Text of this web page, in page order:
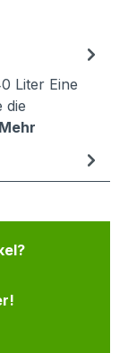
Liter Eine
die
Mehr